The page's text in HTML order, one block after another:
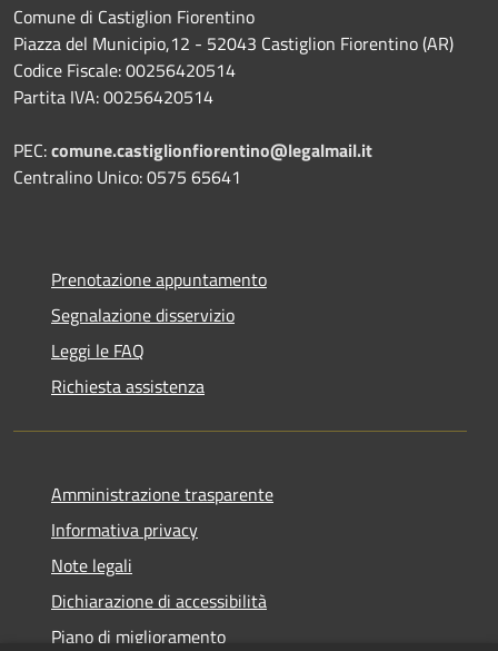
Comune di Castiglion Fiorentino
Piazza del Municipio,12 - 52043 Castiglion Fiorentino (AR)
Codice Fiscale: 00256420514
Partita IVA: 00256420514
PEC:comune.castiglionfiorentino@legalmail.it
Centralino Unico: 0575 65641
Prenotazione appuntamento
Segnalazione disservizio
Leggi le FAQ
Richiesta assistenza
Amministrazione trasparente
Informativa privacy
Note legali
Dichiarazione di accessibilità
Piano di miglioramento